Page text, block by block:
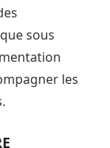
sous
les